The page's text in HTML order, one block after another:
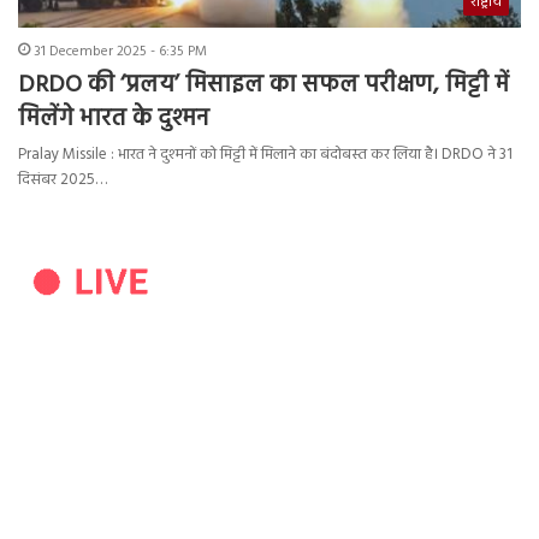
31 December 2025 - 6:35 PM
DRDO की ‘प्रलय’ मिसाइल का सफल परीक्षण, मिट्टी में
मिलेंगे भारत के दुश्मन
Pralay Missile : भारत ने दुश्मनों को मिट्टी में मिलाने का बंदोबस्त कर लिया है। DRDO ने 31
दिसंबर 2025…